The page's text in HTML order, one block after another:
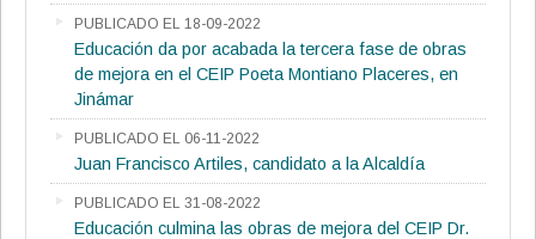
PUBLICADO EL 18-09-2022
Educación da por acabada la tercera fase de obras
de mejora en el CEIP Poeta Montiano Placeres, en
Jinámar
PUBLICADO EL 06-11-2022
Juan Francisco Artiles, candidato a la Alcaldía
PUBLICADO EL 31-08-2022
Educación culmina las obras de mejora del CEIP Dr.